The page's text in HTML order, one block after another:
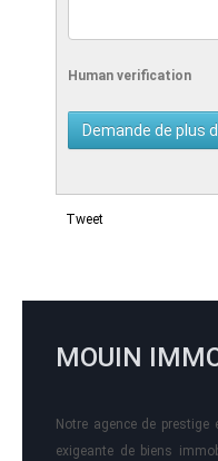
Human verification
Tweet
MOUIN
Notre agence de prestige
exigeante de biens